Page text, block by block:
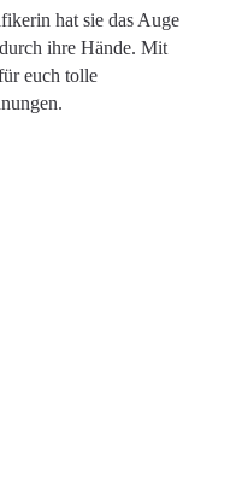
hat sie das Auge
ihre Hände. Mit
euch tolle